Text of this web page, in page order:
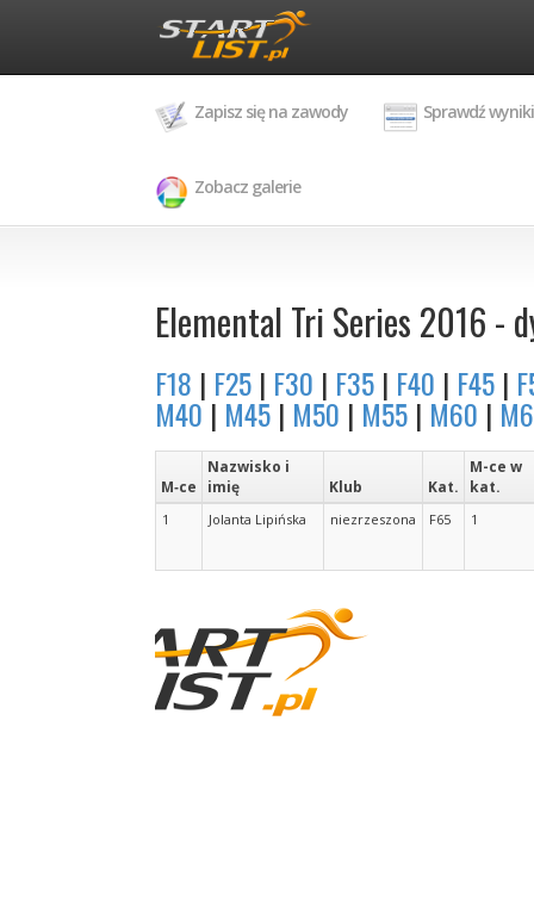
Zapisz się na zawody Sprawdź wyniki
Zobacz galerie
Elemental Tri Series 2016 -
F18 | F25 | F30 | F35 | F40 | F45 |
M40| M45 | M50 | M55 | M60 |
M‑ce
Nazwisko i
imię
Klub Kat.
M-ce w
kat.
1 Jolanta Lipińska niezrzeszona F65 1